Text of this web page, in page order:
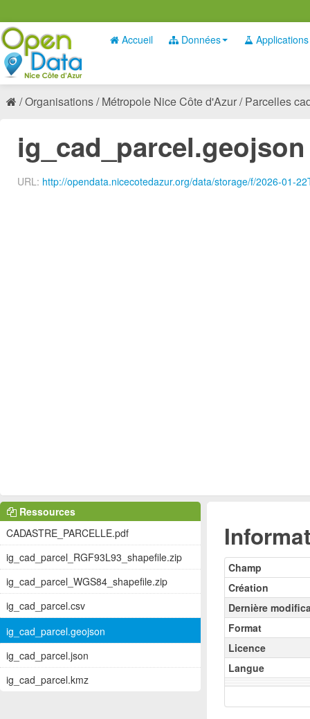
Accueil Données Applications
Organisations Métropole Nice Côte d'Azur Parcelles
ig_cad_parcel.geojson
URL: http://opendata.nicecotedazur.org/data/storage/f/2026-01-
Champ
Création
Dernière
Format
Licence
Langue
Ressources
CADASTRE_PARCELLE.pdf
ig_cad_parcel_RGF93L93_shapefile.zip
ig_cad_parcel_WGS84_shapefile.zip
ig_cad_parcel.csv
ig_cad_parcel.geojson
ig_cad_parcel.json
ig_cad_parcel.kmz